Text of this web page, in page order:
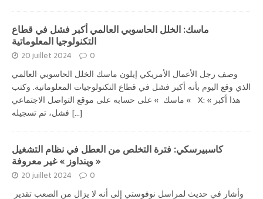
ماسك: الخلل الحاسوبي العالمي أكبر فشل في قطاع
التكنولوجيا المعلوماتية
20 juillet 2024 0
وصف رجل الأعمال الأمريكي إيلون ماسك الخلل الحاسوبي العالمي
الذي وقع اليوم بأنه أكبر فشل في قطاع التكنولوجيات المعلوماتية. وكتب
» ماسك » على حسابه على موقع التواصل الاجتماعي X: « هذا أكبر
[...]
كاسبيرسكي: فترة التخلص من العطل في نظام التشغيل
« وينداوز » غير معروفة
20 juillet 2024 0